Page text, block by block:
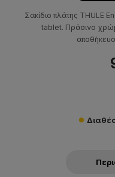
Σακίδιο πλάτης THULE
tablet. Πράσινο